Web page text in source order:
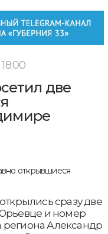
18:00
две
сразу две
и номер
региона Александр